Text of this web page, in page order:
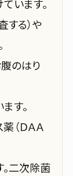
います。
する）や
のはり
す。
（ＤＡＡ
。二次除菌